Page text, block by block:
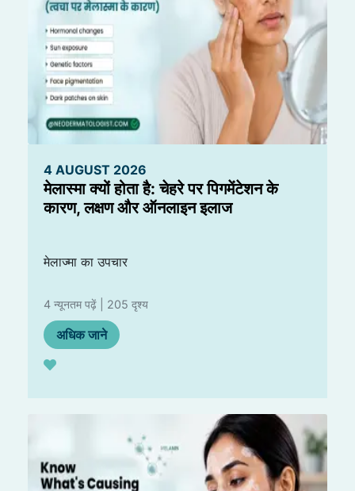
4 AUGUST 2026
मेलास्मा क्यों होता है: चेहरे पर पिगमेंटेशन के
कारण, लक्षण और ऑनलाइन इलाज
मेलाज्मा का उपचार
4 न्यूनतम पढ़ें | 205 दृश्य
अधिक जाने